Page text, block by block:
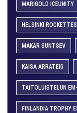
MARIGOLD ICEUNITY
HELSINKI ROCKETTES
MAKAR SUNTSEV
KAISA ARRATEIG
TAITOLUISTELUN
FINLANDIA TROPHY